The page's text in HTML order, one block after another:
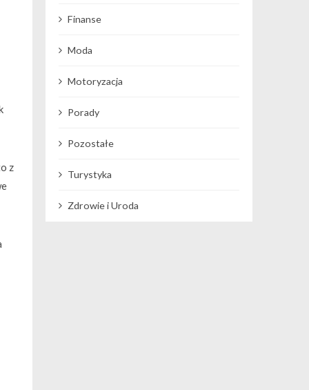
z
Finanse
Moda
Motoryzacja
Porady
Pozostałe
Turystyka
Zdrowie i Uroda